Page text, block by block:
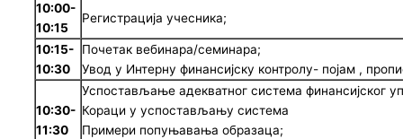
10:00-
10:15
Регистрација учесника;
10:15-
10:30
Почетак вебинара/семинара;
Увод у Интерну финансијску контролу- појам ,
10:30-
11:30
Успостављање адекватног система финансијског
Кораци у успостављању система
Примери попуњавања образаца;